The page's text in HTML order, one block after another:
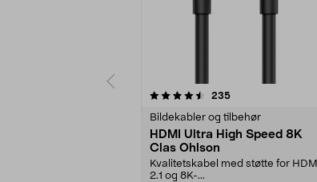
235anmeldelser
Bildekabler og tilbehør
HDMI Ultra High Speed 8K
Clas Ohlson
Kvalitetskabel med støtte for HDMI
2.1 og 8K-...
5.0 av 5 stjerner